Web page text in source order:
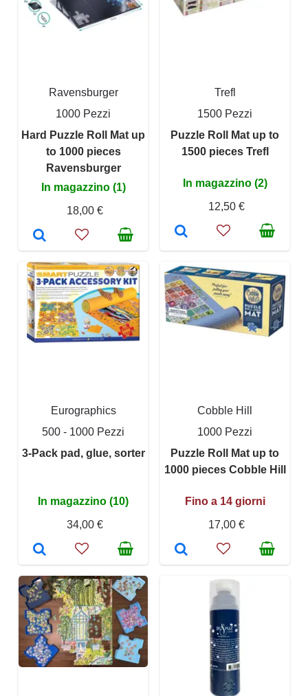
Ravensburger
1000 Pezzi
Hard Puzzle Roll Mat up
to 1000 pieces
Ravensburger
In magazzino (1)
18,00 €
Trefl
1500 Pezzi
Puzzle Roll Mat up to
1500 pieces Trefl
In magazzino (2)
12,50 €
Eurographics
500 - 1000 Pezzi
3-Pack pad, glue, sorter
In magazzino (10)
34,00 €
Cobble Hill
1000 Pezzi
Puzzle Roll Mat up to
1000 pieces Cobble Hill
Fino a 14 giorni
17,00 €